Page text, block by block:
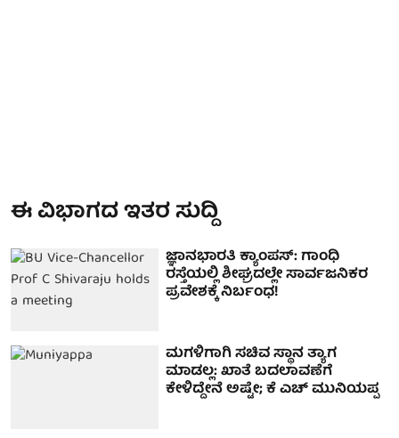
ಈ ವಿಭಾಗದ ಇತರ ಸುದ್ದಿ
ಜ್ಞಾನಭಾರತಿ ಕ್ಯಾಂಪಸ್: ಗಾಂಧಿ
ರಸ್ತೆಯಲ್ಲಿ ಶೀಘ್ರದಲ್ಲೇ ಸಾರ್ವಜನಿಕರ
ಪ್ರವೇಶಕ್ಕೆ ನಿರ್ಬಂಧ!
ಮಗಳಿಗಾಗಿ ಸಚಿವ ಸ್ಥಾನ ತ್ಯಾಗ
ಮಾಡಲ್ಲ: ಖಾತೆ ಬದಲಾವಣೆಗೆ
ಕೇಳಿದ್ದೇನೆ ಅಷ್ಟೇ; ಕೆ ಎಚ್ ಮುನಿಯಪ್ಪ